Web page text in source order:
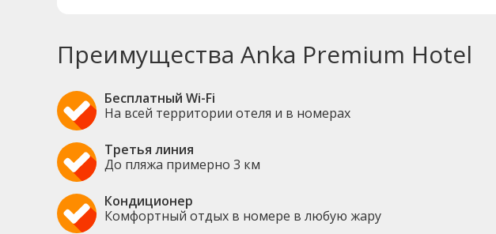
Преимущества Anka Premium Hotel
Бесплатный Wi-Fi
На всей территории отеля и в номерах
Третья линия
До пляжа примерно 3 км
Кондиционер
Комфортный отдых в номере в любую жару